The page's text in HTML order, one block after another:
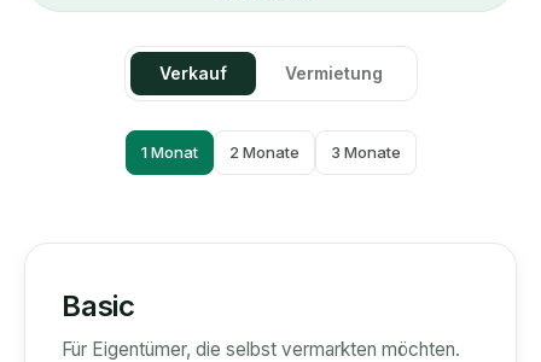
Verkauf Vermietung
1 Monat 2 Monate 3 Monate
Basic
Für Eigentümer, die selbst vermarkten möchten.